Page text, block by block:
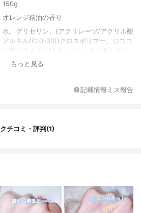
150g
オレンジ精油の香り
水、グリセリン、(アクリレーツ/アクリル酸
アルキル(C10-30))クロスポリマー、ジココ
ジモニウムクロリド、ベヘントリモニウム
クロリド、酒粕エキス、ソメイヨシノ葉エ
ス、アスコルビン酸、リンゴ酸、水溶性プ
ル、ラウリルベタイン、オレンジ油
もっと見る
記載情報ミス報告
クチコミ・評判(1)